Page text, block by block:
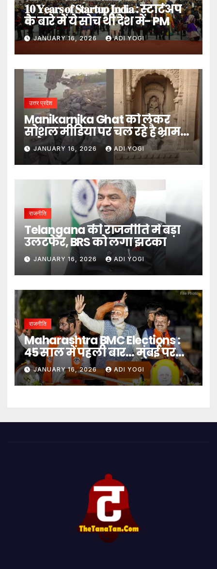
𝟏𝟎 𝐘𝐞𝐚𝐫𝐬 𝐨𝐟 𝐒𝐭𝐚𝐫𝐭𝐮𝐩 𝐈𝐧𝐝𝐢𝐚 : स्टार्टअप
के बारे में ये सोच थी देश में- PM
JANUARY 16, 2026 ADI YOGI
उत्तर प्रदेश
Manikarnika Ghat को लेकर
सोशल मीडिया पर चल रहे है भ्रामक
दावे- DM
JANUARY 16, 2026 ADI YOGI
राजनीति
Telangana की राजनीति में बड़ा
उलटफेर, BRS को लगा झटका
JANUARY 16, 2026 ADI YOGI
राजनीति
Maharashtra BMC Elections :
45 साल में पहली बार… मुंबई पर
बादशाहत
JANUARY 16, 2026 ADI YOGI